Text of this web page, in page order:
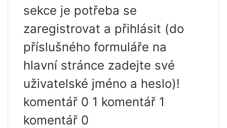
sekce je potřeba se
zaregistrovat a přihlásit (do
příslušného formuláře na
hlavní stránce zadejte své
uživatelské jméno a heslo)!
komentář 0 1 komentář 1
komentář 0